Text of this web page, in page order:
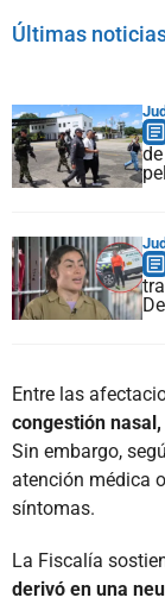
Últimas
Entre las
congestión
Sin embargo,
atención médica
síntomas.
La Fiscalía
derivó en una